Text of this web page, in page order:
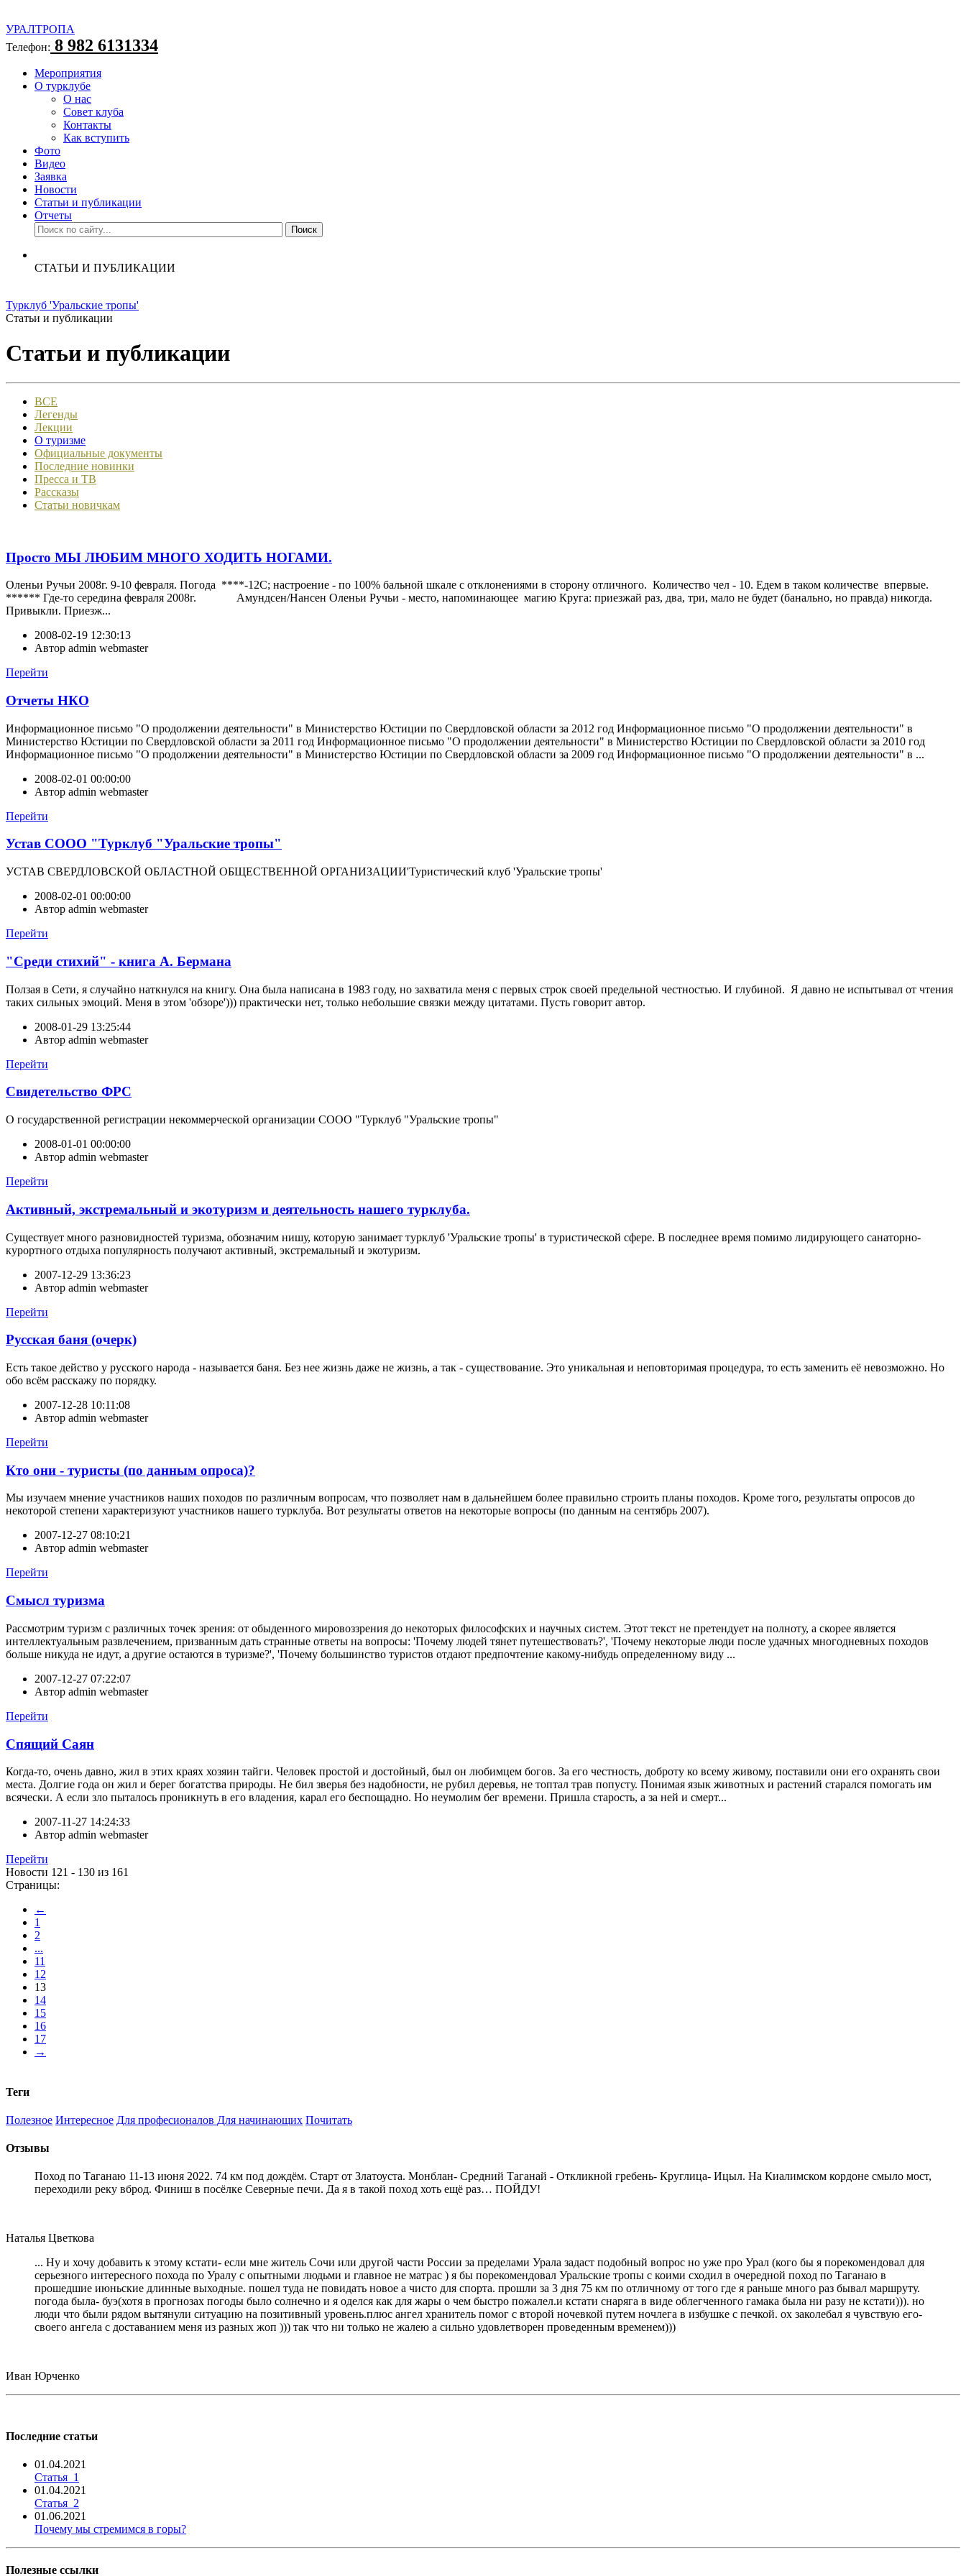
УРАЛТРОПА
Телефон: 8 982 6131334
Мероприятия
О турклубе
О нас
Совет клуба
Контакты
Как вступить
Фото
Видео
Заявка
Новости
Статьи и публикации
Отчеты
СТАТЬИ И ПУБЛИКАЦИИ
Турклуб 'Уральские тропы'
Статьи и публикации
Статьи и публикации
ВСЕ
Легенды
Лекции
О туризме
Официальные документы
Последние новинки
Пресса и ТВ
Рассказы
Статьи новичкам
Просто МЫ ЛЮБИМ МНОГО ХОДИТЬ НОГАМИ.
Оленьи Ручьи 2008г. 9-10 февраля. Погода ****-12С; настроение - по 100% бальной шкале с отклонениями в сторону отличного. Количество чел - 10. Едем в таком количестве впервые.
****** Где-то середина февраля 2008г. Амундсен/Нансен Оленьи Ручьи - место, напоминающее магию Круга: приезжай раз, два, три, мало не будет (банально, но правда) никогда.
Привыкли. Приезж...
2008-02-19 12:30:13
Автор admin webmaster
Перейти
Отчеты НКО
Информационное письмо "О продолжении деятельности" в Министерство Юстиции по Свердловской области за 2012 год Информационное письмо "О продолжении деятельности" в
Министерство Юстиции по Свердловской области за 2011 год Информационное письмо "О продолжении деятельности" в Министерство Юстиции по Свердловской области за 2010 год
Информационное письмо "О продолжении деятельности" в Министерство Юстиции по Свердловской области за 2009 год Информационное письмо "О продолжении деятельности" в ...
2008-02-01 00:00:00
Автор admin webmaster
Перейти
Устав СООО "Турклуб "Уральские тропы"
УСТАВ СВЕРДЛОВСКОЙ ОБЛАСТНОЙ ОБЩЕСТВЕННОЙ ОРГАНИЗАЦИИ'Туристический клуб 'Уральские тропы'
2008-02-01 00:00:00
Автор admin webmaster
Перейти
"Среди стихий" - книга А. Бермана
Ползая в Сети, я случайно наткнулся на книгу. Она была написана в 1983 году, но захватила меня с первых строк своей предельной честностью. И глубиной. Я давно не испытывал от чтения
таких сильных эмоций. Меня в этом 'обзоре'))) практически нет, только небольшие связки между цитатами. Пусть говорит автор.
2008-01-29 13:25:44
Автор admin webmaster
Перейти
Свидетельство ФРС
О государственной регистрации некоммерческой организации СООО "Турклуб "Уральские тропы"
2008-01-01 00:00:00
Автор admin webmaster
Перейти
Активный, экстремальный и экотуризм и деятельность нашего турклуба.
Существует много разновидностей туризма, обозначим нишу, которую занимает турклуб 'Уральские тропы' в туристической сфере. В последнее время помимо лидирующего санаторно-
курортного отдыха популярность получают активный, экстремальный и экотуризм.
2007-12-29 13:36:23
Автор admin webmaster
Перейти
Русская баня (очерк)
Есть такое действо у русского народа - называется баня. Без нее жизнь даже не жизнь, а так - существование. Это уникальная и неповторимая процедура, то есть заменить её невозможно. Но
обо всём расскажу по порядку.
2007-12-28 10:11:08
Автор admin webmaster
Перейти
Кто они - туристы (по данным опроса)?
Мы изучаем мнение участников наших походов по различным вопросам, что позволяет нам в дальнейшем более правильно строить планы походов. Кроме того, результаты опросов до
некоторой степени характеризуют участников нашего турклуба. Вот результаты ответов на некоторые вопросы (по данным на сентябрь 2007).
2007-12-27 08:10:21
Автор admin webmaster
Перейти
Смысл туризма
Рассмотрим туризм с различных точек зрения: от обыденного мировоззрения до некоторых философских и научных систем. Этот текст не претендует на полноту, а скорее является
интеллектуальным развлечением, призванным дать странные ответы на вопросы: 'Почему людей тянет путешествовать?', 'Почему некоторые люди после удачных многодневных походов
больше никуда не идут, а другие остаются в туризме?', 'Почему большинство туристов отдают предпочтение какому-нибудь определенному виду ...
2007-12-27 07:22:07
Автор admin webmaster
Перейти
Спящий Саян
Когда-то, очень давно, жил в этих краях хозяин тайги. Человек простой и достойный, был он любимцем богов. За его честность, доброту ко всему живому, поставили они его охранять свои
места. Долгие года он жил и берег богатства природы. Не бил зверья без надобности, не рубил деревья, не топтал трав попусту. Понимая язык животных и растений старался помогать им
всячески. А если зло пыталось проникнуть в его владения, карал его беспощадно. Но неумолим бег времени. Пришла старость, а за ней и смерт...
2007-11-27 14:24:33
Автор admin webmaster
Перейти
Новости 121 - 130 из 161
Страницы:
←
1
2
...
11
12
13
14
15
16
17
→
Теги
Полезное Интересное Для професионалов Для начинающих Почитать
Отзывы
Поход по Таганаю 11-13 июня 2022. 74 км под дождём. Старт от Златоуста. Монблан- Средний Таганай - Откликной гребень- Круглица- Ицыл. На Киалимском кордоне смыло мост,
переходили реку вброд. Финиш в посёлке Северные печи. Да я в такой поход хоть ещё раз… ПОЙДУ!
Наталья Цветкова
... Ну и хочу добавить к этому кстати- если мне житель Сочи или другой части России за пределами Урала задаст подобный вопрос но уже про Урал (кого бы я порекомендовал для
серьезного интересного похода по Уралу с опытными людьми и главное не матрас ) я бы порекомендовал Уральские тропы с коими сходил в очередной поход по Таганаю в
прошедшие июньские длинные выходные. пошел туда не повидать новое а чисто для спорта. прошли за 3 дня 75 км по отличному от того где я раньше много раз бывал маршруту.
погода была- буэ(хотя в прогнозах погоды было солнечно и я оделся как для жары о чем быстро пожалел.и кстати снаряга в виде облегченного гамака была ни разу не кстати))). но
люди что были рядом вытянули ситуацию на позитивный уровень.плюс ангел хранитель помог с второй ночевкой путем ночлега в избушке с печкой. ох заколебал я чувствую его-
своего ангела с доставанием меня из разных жоп ))) так что ни только не жалею а сильно удовлетворен проведенным временем)))
Иван Юрченко
Последние статьи
01.04.2021
Статья_1
01.04.2021
Статья_2
01.06.2021
Почему мы стремимся в горы?
Полезные ссылки